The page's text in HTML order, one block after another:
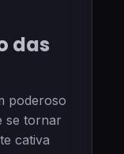
das
poderoso
se tornar
cativa